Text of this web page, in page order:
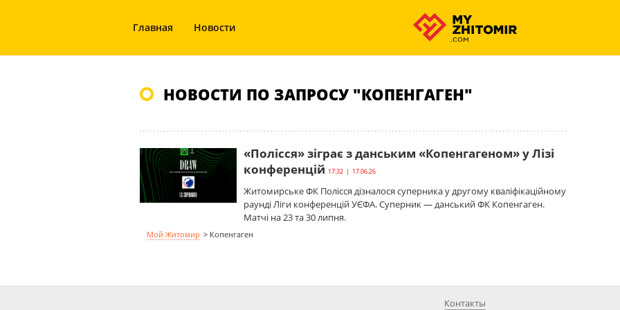
Главная Новости
НОВОСТИ ПО ЗАПРОСУ "КОПЕНГАГЕН"
«Полісся» зіграє з данським «Копенгагеном» у Лізі
конференцій 17:32 | 17.06.26
Житомирське ФК Полісся дізналося суперника у другому кваліфікаційному
раунді Ліги конференцій УЄФА. Суперник — данський ФК Копенгаген.
Матчі на 23 та 30 липня.
Мой Житомир > Копенгаген
Контакты